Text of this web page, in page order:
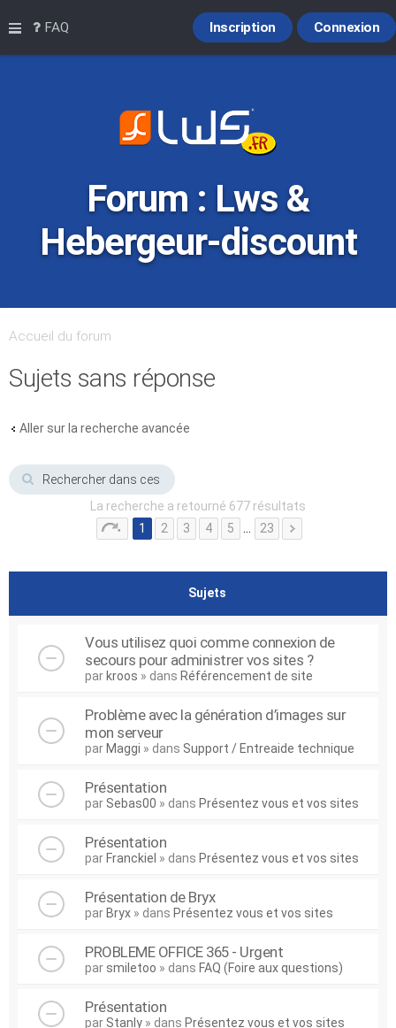
Raccourcis
FAQ Connexion
Inscription
Forum : Lws &
Hebergeur-discount
Accueil du forum
Sujets sans réponse
Aller sur la recherche avancée
La recherche a retourné 677 résultats
1
2 3 4 5 23
Sujets
Vous utilisez quoi comme connexion de
secours pour administrer vos sites ?
par kroos » dans Référencement de site
Problème avec la génération d’images sur
mon serveur
par Maggi » dans Support / Entreaide technique
Présentation
par Sebas00 » dans Présentez vous et vos sites
Présentation
par Franckiel » dans Présentez vous et vos sites
Présentation de Bryx
par Bryx » dans Présentez vous et vos sites
PROBLEME OFFICE 365 - Urgent
par smiletoo » dans FAQ (Foire aux questions)
Présentation
par Stanly » dans Présentez vous et vos sites